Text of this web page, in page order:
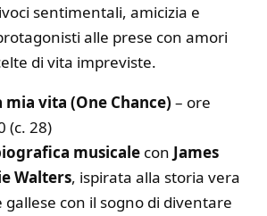
sentimentali, amicizia e
alle prese con amori
di vita impreviste.
vita (One Chance) – ore
(c. 28)
musicale con James
Walters, ispirata alla storia vera
gallese con il sogno di diventare